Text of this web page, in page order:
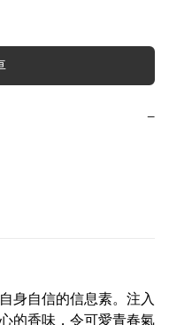
−
身自信的信息素。注入
的香味，令可愛青春氣